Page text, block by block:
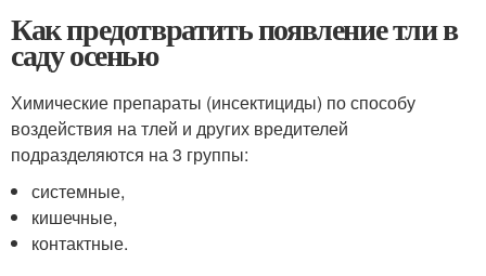
Как предотвратить появление тли в
саду осенью
Химические препараты (инсектициды) по способу
воздействия на тлей и других вредителей
подразделяются на 3 группы:
системные,
кишечные,
контактные.